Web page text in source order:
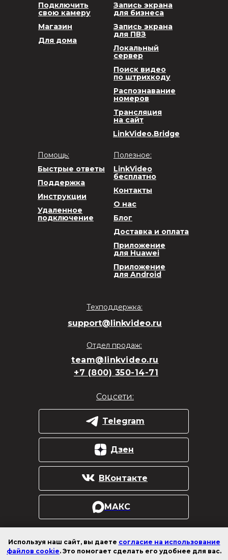
Используя наш сайт, вы даете согласие на использование
файлов cookie. Это помогает сделать его удобнее для вас.
Публичная оферта
Полезное:
LinkVideo
бесплатно
О нас
Приложение
для Android
Приложение
для Huawei
Доставка и оплата
Блог
Контакты
Согласие на получение рекламной информации
МАКС
Telegram
Дзен
ВКонтакте
Соцсети:
Отдел продаж:
team@linkvideo.ru
+7 (800) 350-14-71
Техподдержка:
support@linkvideo.ru
Запись экрана
для ПВЗ
Запись экрана
для бизнеса
Локальный
сервер
Поиск видео
по штрихкоду
Распознавание
номеров
Трансляция
на сайт
LinkVideo.Bridge
Удаленное
подключение
Инструкции
Поддержка
Быстрые ответы
Помощь:
Магазин
Подключить
свою камеру
Для дома